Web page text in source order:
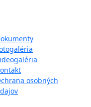
osobných